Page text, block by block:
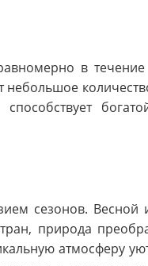
в
сезонов. Весной
природа
атмосферу